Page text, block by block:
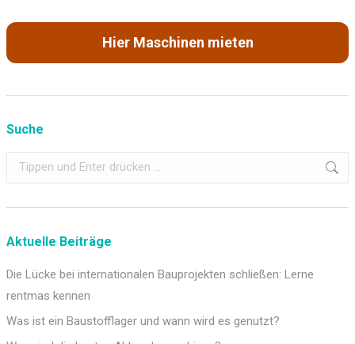
Hier Maschinen mieten
Suche
Search:
Aktuelle Beiträge
Die Lücke bei internationalen Bauprojekten schließen: Lerne
rentmas kennen
Was ist ein Baustofflager und wann wird es genutzt?